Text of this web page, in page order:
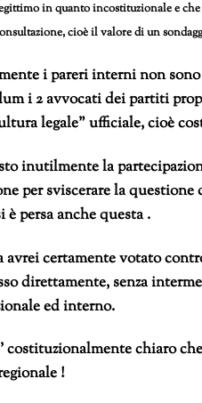
in quanto incostituzionale e
cioè il valore di un
i pareri interni non
i 2 avvocati dei partiti
legale” ufficiale, cioè
inutilmente la
per sviscerare la
è persa anche questa .
certamente votato
direttamente, senza
ed interno.
costituzionalmente chiaro
!